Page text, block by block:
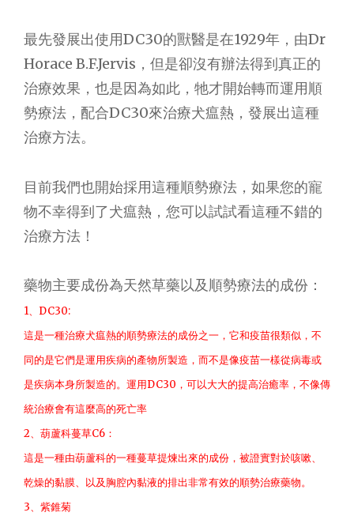
最先發展出使用DC30的獸醫是在1929年，由Dr
Horace B.F.Jervis，但是卻沒有辦法得到真正的
治療效果，也是因為如此，牠才開始轉而運用順
勢療法，配合DC30來治療犬瘟熱，發展出這種
治療方法。
目前我們也開始採用這種順勢療法，如果您的寵
物不幸得到了犬瘟熱，您可以試試看這種不錯的
治療方法！
藥物主要成份為天然草藥以及順勢療法的成份：
1、DC30:
這是一種治療犬瘟熱的順勢療法的成份之一，它和疫苗很類似，不
同的是它們是運用疾病的產物所製造，而不是像疫苗一樣從病毒或
是疾病本身所製造的。運用DC30，可以大大的提高治癒率，不像傳
統治療會有這麼高的死亡率
2、葫蘆科蔓草C6：
這是一種由葫蘆科的一種蔓草提煉出來的成份，被證實對於咳嗽、
乾燥的黏膜、以及胸腔內黏液的排出非常有效的順勢治療藥物。
3、紫錐菊